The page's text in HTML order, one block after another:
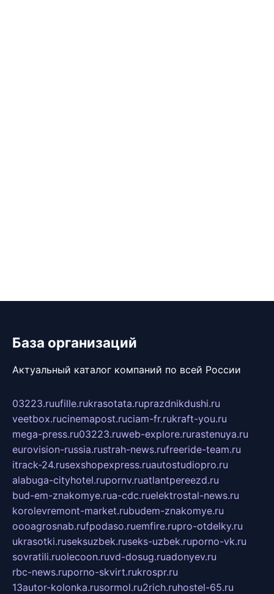
База организаций
Актуальный каталог компаний по всей России
03223.ruufille.rukrasotata.ruprazdnikdushi.ru
veetbox.rucinemapost.ruciam-fr.rukraft-you.ru
mega-press.ru03223.ruweb-explore.rurastenuya.ru
eurovision-russia.rustrah-news.rufreeride-team.ru
itrack-24.rusexshopexpress.ruautostudiopro.ru
alabuga-cityhotel.rupornv.ruatlantpereezd.ru
bud-em-znakomye.rua-cdc.ruelektrostal-news.ru
korolevremont-market.rubudem-znakomye.ru
oooagrosnab.rufpodaso.ruemfire.rupro-otdelky.ru
ukrasotki.ruseksuzbek.ruseks-uzbek.ruporno-vk.ru
sovratili.ruolecoon.ruvd-dosug.ruadonyev.ru
rbc-news.ruporno-skvirt.rukrospr.ru
13autor-kolonka.rusormol.ru2rich.ruhostel-65.ru